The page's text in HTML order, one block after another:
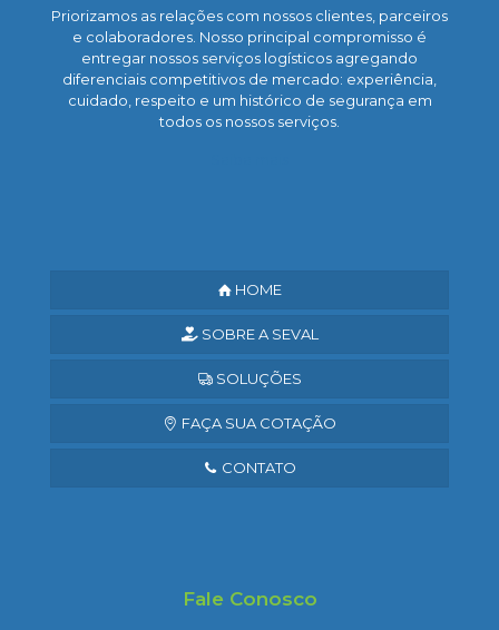
Priorizamos as relações com nossos clientes, parceiros
e colaboradores. Nosso principal compromisso é
entregar nossos serviços logísticos agregando
diferenciais competitivos de mercado: experiência,
cuidado, respeito e um histórico de segurança em
todos os nossos serviços.
HOME
SOBRE A SEVAL
SOLUÇÕES
FAÇA SUA COTAÇÃO
CONTATO
Fale Conosco